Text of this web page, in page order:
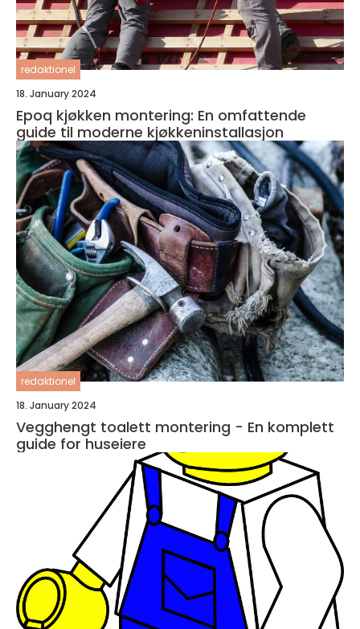
redaktionel
18. January 2024
Epoq kjøkken montering: En omfattende
guide til moderne kjøkkeninstallasjon
redaktionel
18. January 2024
Vegghengt toalett montering - En komplett
guide for huseiere